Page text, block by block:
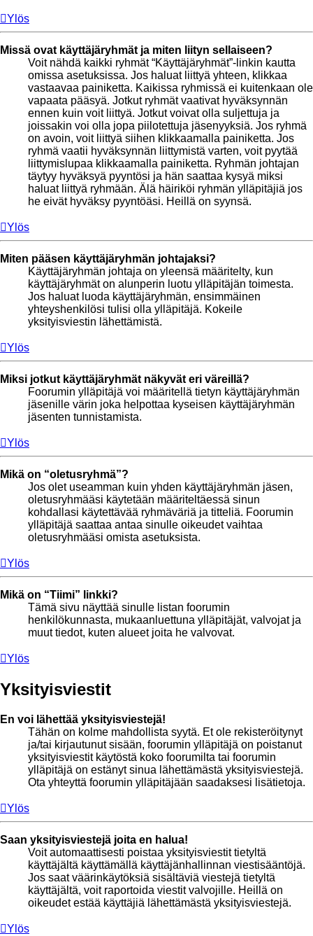
Ylös
Missä ovat käyttäjäryhmät ja miten liityn sellaiseen?
Voit nähdä kaikki ryhmät “Käyttäjäryhmät”-linkin kautta
omissa asetuksissa. Jos haluat liittyä yhteen, klikkaa
vastaavaa painiketta. Kaikissa ryhmissä ei kuitenkaan ole
vapaata pääsyä. Jotkut ryhmät vaativat hyväksynnän
ennen kuin voit liittyä. Jotkut voivat olla suljettuja ja
joissakin voi olla jopa piilotettuja jäsenyyksiä. Jos ryhmä
on avoin, voit liittyä siihen klikkaamalla painiketta. Jos
ryhmä vaatii hyväksynnän liittymistä varten, voit pyytää
liittymislupaa klikkaamalla painiketta. Ryhmän johtajan
täytyy hyväksyä pyyntösi ja hän saattaa kysyä miksi
haluat liittyä ryhmään. Älä häiriköi ryhmän ylläpitäjiä jos
he eivät hyväksy pyyntöäsi. Heillä on syynsä.
Ylös
Miten pääsen käyttäjäryhmän johtajaksi?
Käyttäjäryhmän johtaja on yleensä määritelty, kun
käyttäjäryhmät on alunperin luotu ylläpitäjän toimesta.
Jos haluat luoda käyttäjäryhmän, ensimmäinen
yhteyshenkilösi tulisi olla ylläpitäjä. Kokeile
yksityisviestin lähettämistä.
Ylös
Miksi jotkut käyttäjäryhmät näkyvät eri väreillä?
Foorumin ylläpitäjä voi määritellä tietyn käyttäjäryhmän
jäsenille värin joka helpottaa kyseisen käyttäjäryhmän
jäsenten tunnistamista.
Ylös
Mikä on “oletusryhmä”?
Jos olet useamman kuin yhden käyttäjäryhmän jäsen,
oletusryhmääsi käytetään määriteltäessä sinun
kohdallasi käytettävää ryhmäväriä ja titteliä. Foorumin
ylläpitäjä saattaa antaa sinulle oikeudet vaihtaa
oletusryhmääsi omista asetuksista.
Ylös
Mikä on “Tiimi” linkki?
Tämä sivu näyttää sinulle listan foorumin
henkilökunnasta, mukaanluettuna ylläpitäjät, valvojat ja
muut tiedot, kuten alueet joita he valvovat.
Ylös
Yksityisviestit
En voi lähettää yksityisviestejä!
Tähän on kolme mahdollista syytä. Et ole rekisteröitynyt
ja/tai kirjautunut sisään, foorumin ylläpitäjä on poistanut
yksityisviestit käytöstä koko foorumilta tai foorumin
ylläpitäjä on estänyt sinua lähettämästä yksityisviestejä.
Ota yhteyttä foorumin ylläpitäjään saadaksesi lisätietoja.
Ylös
Saan yksityisviestejä joita en halua!
Voit automaattisesti poistaa yksityisviestit tietyltä
käyttäjältä käyttämällä käyttäjänhallinnan viestisääntöjä.
Jos saat väärinkäytöksiä sisältäviä viestejä tietyltä
käyttäjältä, voit raportoida viestit valvojille. Heillä on
oikeudet estää käyttäjiä lähettämästä yksityisviestejä.
Ylös